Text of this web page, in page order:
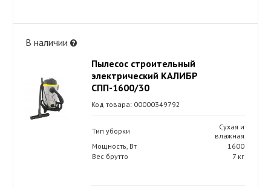
В наличии
Пылесос строительный
электрический КАЛИБР
СПП-1600/30
Код товара: 00000349792
Тип уборки
Сухая и
влажная
Мощность, Вт
1600
Вес брутто
7 кг